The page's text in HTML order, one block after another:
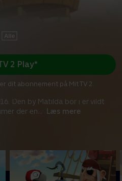
Den by Matilda bor i er vildt
der en... Læs mere
2 Play*
dit abonnement på Mit TV 2.